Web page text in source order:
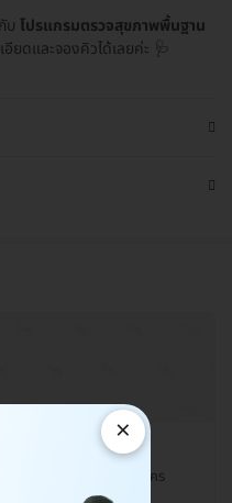
บ โปรแกรมตรวจสุขภาพพื้นฐาน
ยดและจองคิวได้เลยค่ะ 🩺
ขตตลิ่งชัน กรุงเทพมหานคร
×